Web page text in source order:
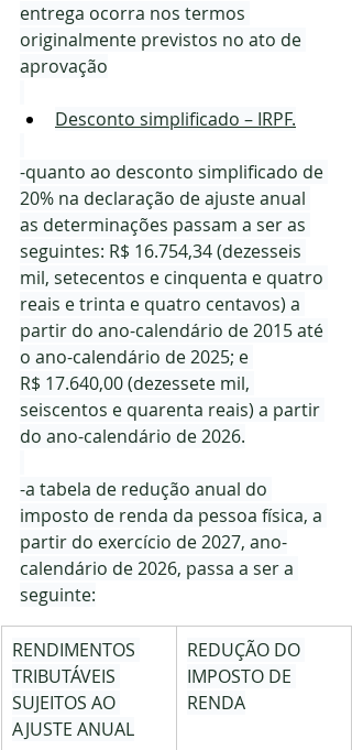
entrega ocorra nos termos
originalmente previstos no ato de
aprovação
Desconto simplificado – IRPF.
-quanto ao desconto simplificado de
20% na declaração de ajuste anual
as determinações passam a ser as
seguintes: R$ 16.754,34 (dezesseis
mil, setecentos e cinquenta e quatro
reais e trinta e quatro centavos) a
partir do ano-calendário de 2015 até
o ano-calendário de 2025; e
R$ 17.640,00 (dezessete mil,
seiscentos e quarenta reais) a partir
do ano-calendário de 2026.
-a tabela de redução anual do
imposto de renda da pessoa física, a
partir do exercício de 2027, ano-
calendário de 2026, passa a ser a
seguinte:
RENDIMENTOS
TRIBUTÁVEIS
SUJEITOS AO
AJUSTE ANUAL
REDUÇÃO DO
IMPOSTO DE
RENDA